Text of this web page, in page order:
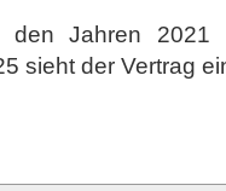
Jahren 2021
sieht der Vertrag